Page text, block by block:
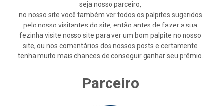
seja nosso parceiro,
no nosso site você também ver todos os palpites sugeridos
pelo nosso visitantes do site, então antes de fazer a sua
fezinha visite nosso site para ver um bom palpite no nosso
site, ou nos comentários dos nossos posts e certamente
tenha muito mais chances de conseguir ganhar seu prêmio.
Parceiro